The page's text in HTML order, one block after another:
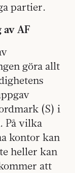
partier.
AF
göra allt
(S) i
På vilka
kontor kan
heller kan
att